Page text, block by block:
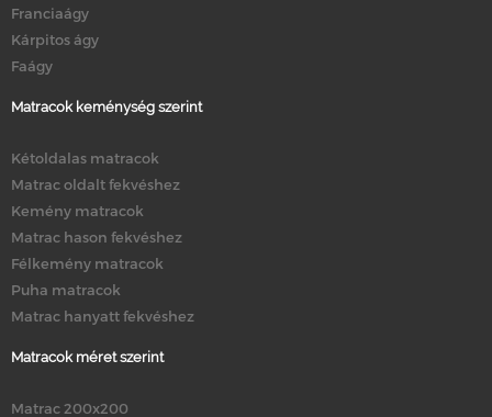
Franciaágy
Kárpitos ágy
Faágy
Matracok keménység szerint
Kétoldalas matracok
Matrac oldalt fekvéshez
Kemény matracok
Matrac hason fekvéshez
Félkemény matracok
Puha matracok
Matrac hanyatt fekvéshez
Matracok méret szerint
Matrac 200x200